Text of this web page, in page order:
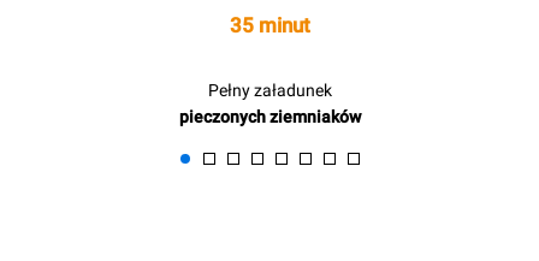
35 minut
Pełny załadunek
pieczonych ziemniaków